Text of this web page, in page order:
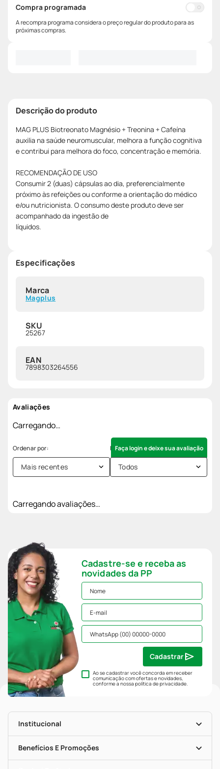
Compra programada
A recompra programa considera o preço regular do produto para as
próximas compras.
Descrição do produto
MAG PLUS Biotreonato Magnésio + Treonina + Cafeína
auxilia na saúde neuromuscular, melhora a função cognitiva
e contribui para melhora do foco, concentração e memória.
RECOMENDAÇÃO DE USO
Consumir 2 (duas) cápsulas ao dia, preferencialmente
próximo às refeições ou conforme a orientação do médico
e/ou nutricionista. O consumo deste produto deve ser
acompanhado da ingestão de
líquidos.
Especificações
Marca
Magplus
SKU
25267
EAN
7898303264556
Avaliações
Carregando…
Faça login e deixe sua avaliação
Mais recentes Todos
Carregando avaliações…
Cadastre-se e receba as
novidades da PP
Ao se cadastrar você concorda em receber
comunicação com ofertas e novidades,
conforme a nossapolítica de privacidade.
Cadastrar
Institucional
História
Nossas Lojas
Mapa De Categorias
Benefícios E Promoções
Clube PP